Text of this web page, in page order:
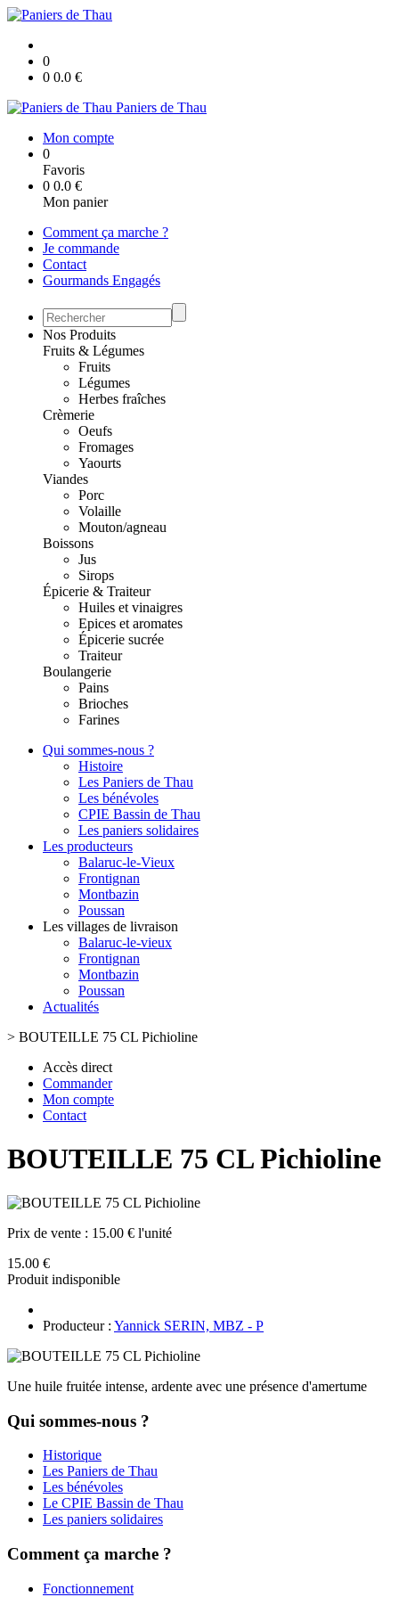
0
0 0.0 €
Paniers de Thau
Mon compte
0
Favoris
0 0.0 €
Mon panier
Comment ça marche ?
Je commande
Contact
Gourmands Engagés
Nos Produits
Fruits & Légumes
Fruits
Légumes
Herbes fraîches
Crèmerie
Oeufs
Fromages
Yaourts
Viandes
Porc
Volaille
Mouton/agneau
Boissons
Jus
Sirops
Épicerie & Traiteur
Huiles et vinaigres
Epices et aromates
Épicerie sucrée
Traiteur
Boulangerie
Pains
Brioches
Farines
Qui sommes-nous ?
Histoire
Les Paniers de Thau
Les bénévoles
CPIE Bassin de Thau
Les paniers solidaires
Les producteurs
Balaruc-le-Vieux
Frontignan
Montbazin
Poussan
Les villages de livraison
Balaruc-le-vieux
Frontignan
Montbazin
Poussan
Actualités
> BOUTEILLE 75 CL Pichioline
Accès direct
Commander
Mon compte
Contact
BOUTEILLE 75 CL Pichioline
Prix de vente : 15.00 € l'unité
15.00 €
Produit indisponible
Producteur : Yannick SERIN, MBZ - P
Une huile fruitée intense, ardente avec une présence d'amertume
Qui sommes-nous ?
Historique
Les Paniers de Thau
Les bénévoles
Le CPIE Bassin de Thau
Les paniers solidaires
Comment ça marche ?
Fonctionnement